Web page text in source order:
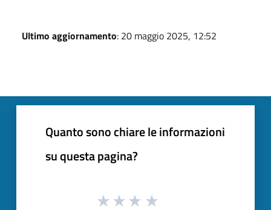
Ultimo aggiornamento: 20 maggio 2025, 12:52
Quanto sono chiare le informazioni
su questa pagina?